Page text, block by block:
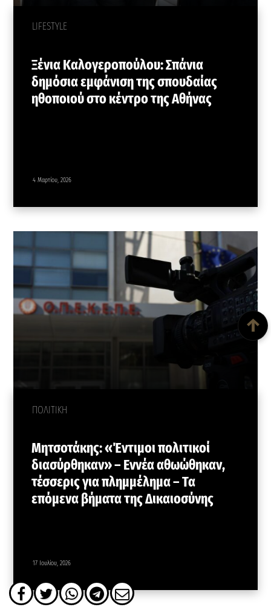
LIFESTYLE
Ξένια Καλογεροπούλου: Σπάνια
δημόσια εμφάνιση της σπουδαίας
ηθοποιού στο κέντρο της Αθήνας
4 Μαρτίου, 2026
ΠΟΛΙΤΙΚΗ
Μητσοτάκης: «Έντιμοι πολιτικοί
διασύρθηκαν» – Εννέα αθωώθηκαν,
τέσσερις για πλημμέλημα – Τα
επόμενα βήματα της Δικαιοσύνης
17 Ιουλίου, 2026
Back To Top
↑